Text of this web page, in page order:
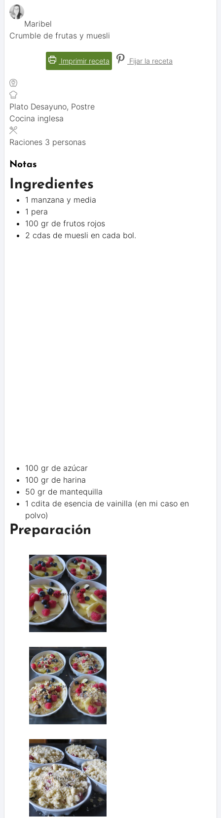
Maribel
Crumble de frutas y muesli
Imprimir receta Fijar la receta
Plato Desayuno, Postre
Cocina inglesa
Raciones 3 personas
Notas
Ingredientes
1 manzana y media
1 pera
100 gr de frutos rojos
2 cdas de muesli en cada bol.
100 gr de azúcar
100 gr de harina
50 gr de mantequilla
1 cdita de esencia de vainilla (en mi caso en
polvo)
Preparación